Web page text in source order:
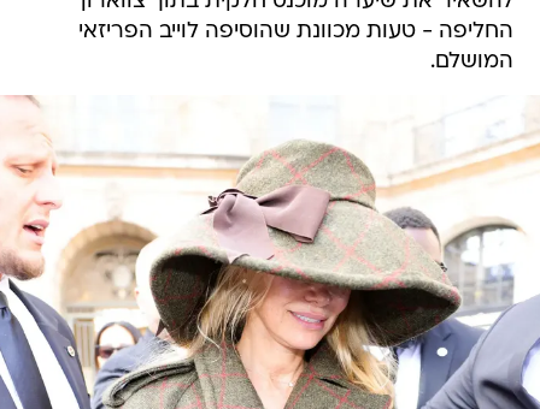
החליפה - טעות מכוונת שהוסיפה לוייב הפריזאי
המושלם.